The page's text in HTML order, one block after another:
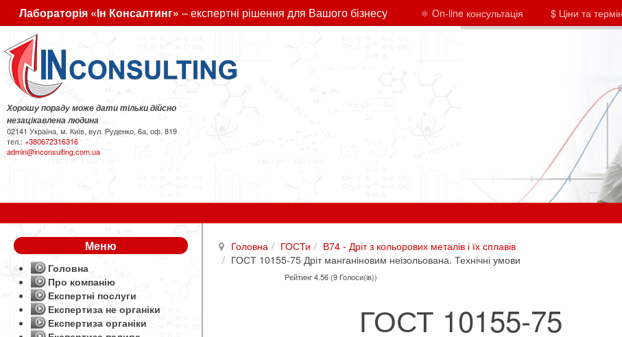
Лабораторія «Ін Консалтинг» – експертні рішення для Вашого бізнесу ⚛ On-line консультація $ Ціни та
Хорошу пораду може дати тільки дійсно
незацікавлена людина
02141 Україна, м. Київ, вул. Руденко, 6а, оф. 819
тел.:+380672316316
admin@inconsulting.com.ua
Головна ГОСТи
В74 - Дріт з кольорових металів і їх сплавів
ГОСТ 10155-75 Дріт манганіновим неізольована. Технічні умови
Рейтинг 4.56 (9 Голоси(ів))
ГОСТ 10155-75
Меню
Головна
Про компанію
Експертні послуги
Експертиза не органіки
Експертиза органіки